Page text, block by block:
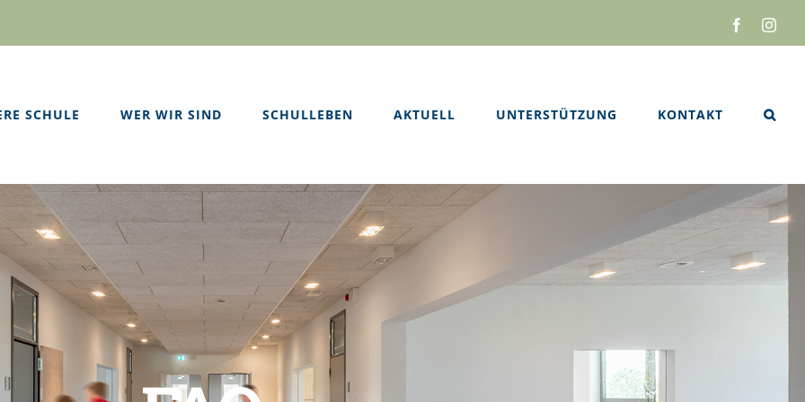
Facebook
SCHULE WER WIR SIND SCHULLEBEN AKTUELL UNTERSTÜTZUNG KONTAKT